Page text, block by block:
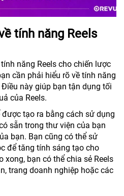
tính năng Reels
năng Reels cho chiến lược
cần phải hiểu rõ về tính năng
này giúp bạn tận dụng tối
của Reels.
được tạo ra bằng cách sử dụng
sẵn trong thư viện của bạn
bạn. Bạn cũng có thể sử
để tăng tính sáng tạo cho
xong, bạn có thể chia sẻ Reels
trang doanh nghiệp hoặc các